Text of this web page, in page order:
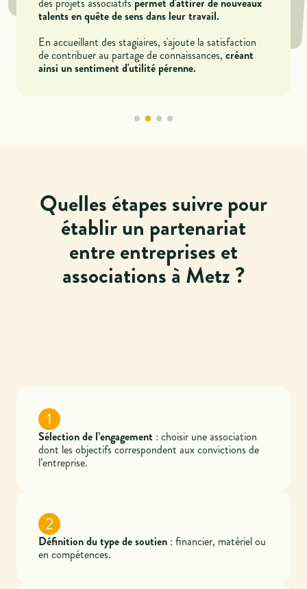
talents en quête de sens dans leur travail.
En accueillant des stagiaires, s'ajoute la satisfaction
de contribuer au partage de connaissances,créant
ainsi un sentiment d'utilité pérenne.
certaines conditions légales.
visant à favoriser l'intégration de jeunes talents.
Quelles étapes suivre pour
établir un partenariat
entre entreprises et
associations à Metz ?
1
Sélection de l’engagement : choisir une association
dont les objectifs correspondent aux convictions de
l’entreprise.
2
Définition du type de soutien : financier, matériel ou
en compétences.